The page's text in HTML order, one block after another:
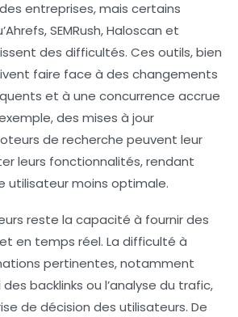
entreprises, mais certains
Ahrefs,SEMRush,Haloscan et
des difficultés. Ces outils, bien
faire face à des changements
et à une concurrence accrue
des mises à jour
de recherche peuvent leur
leurs fonctionnalités, rendant
utilisateur moins optimale.
reste la capacité à fournir des
en temps réel. La difficulté à
pertinentes, notamment
des backlinks ou l’analyse du trafic,
de décision des utilisateurs. De